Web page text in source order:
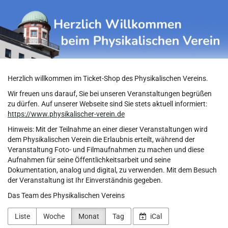
Haupt-
Inhalt
springen
Physikalischer
Verein
Herzlich willkommen im Ticket-Shop des Physikalischen Vereins.
Wir freuen uns darauf, Sie bei unseren Veranstaltungen begrüßen
zu dürfen. Auf unserer Webseite sind Sie stets aktuell informiert:
https://www.physikalischer-verein.de
Hinweis: Mit der Teilnahme an einer dieser Veranstaltungen wird
dem Physikalischen Verein die Erlaubnis erteilt, während der
Veranstaltung Foto- und Filmaufnahmen zu machen und diese
Aufnahmen für seine Öffentlichkeitsarbeit und seine
Dokumentation, analog und digital, zu verwenden. Mit dem Besuch
der Veranstaltung ist Ihr Einverständnis gegeben.
Das Team des Physikalischen Vereins
Liste Woche Monat Tag iCal